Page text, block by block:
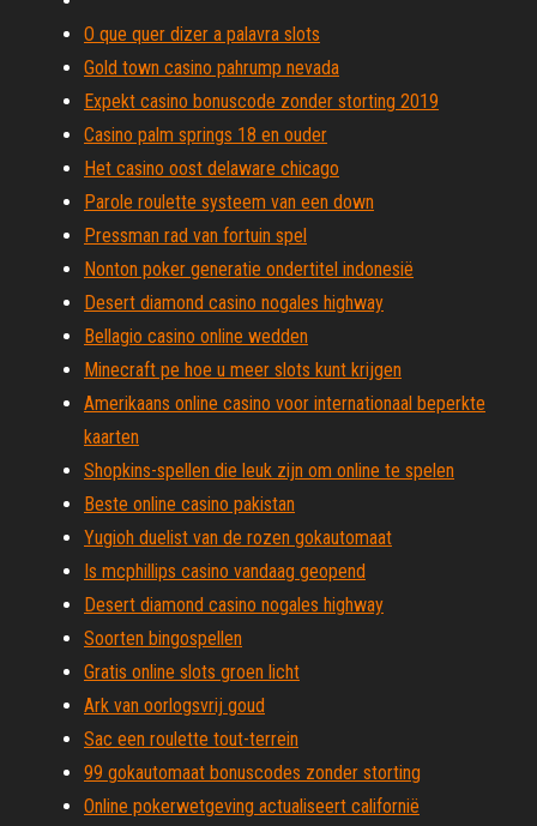
O que quer dizer a palavra slots
Gold town casino pahrump nevada
Expekt casino bonuscode zonder storting 2019
Casino palm springs 18 en ouder
Het casino oost delaware chicago
Parole roulette systeem van een down
Pressman rad van fortuin spel
Nonton poker generatie ondertitel indonesië
Desert diamond casino nogales highway
Bellagio casino online wedden
Minecraft pe hoe u meer slots kunt krijgen
Amerikaans online casino voor internationaal beperkte
kaarten
Shopkins-spellen die leuk zijn om online te spelen
Beste online casino pakistan
Yugioh duelist van de rozen gokautomaat
Is mcphillips casino vandaag geopend
Desert diamond casino nogales highway
Soorten bingospellen
Gratis online slots groen licht
Ark van oorlogsvrij goud
Sac een roulette tout-terrein
99 gokautomaat bonuscodes zonder storting
Online pokerwetgeving actualiseert californië